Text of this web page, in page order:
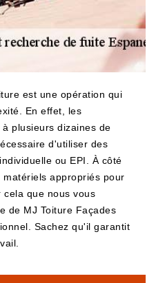
est une opération qui
En effet, les
plusieurs dizaines de
d'utiliser des
ou EPI. À côté
appropriés pour
que nous vous
de MJ Toiture Façades
Sachez qu'il garantit